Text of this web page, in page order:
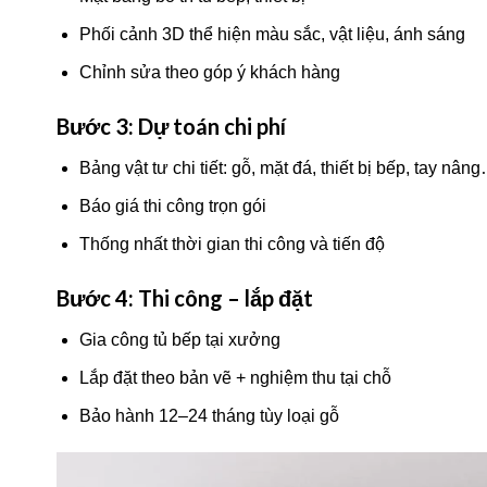
Phối cảnh 3D thể hiện màu sắc, vật liệu, ánh sáng
Chỉnh sửa theo góp ý khách hàng
Bước 3: Dự toán chi phí
Bảng vật tư chi tiết: gỗ, mặt đá, thiết bị bếp, tay
Báo giá thi công trọn gói
Thống nhất thời gian thi công và tiến độ
Bước 4: Thi công – lắp đặt
Gia công tủ bếp tại xưởng
Lắp đặt theo bản vẽ + nghiệm thu tại chỗ
Bảo hành 12–24 tháng tùy loại gỗ